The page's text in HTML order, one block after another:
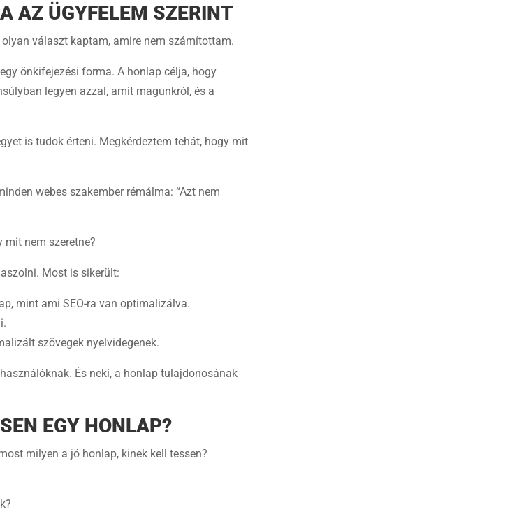
AZ ÜGYFELEM SZERINT
választ kaptam, amire nem számítottam.
önkifejezési forma. A honlap célja, hogy
legyen azzal, amit magunkról, és a
is tudok érteni. Megkérdeztem tehát, hogy mit
webes szakember rémálma: “Azt nem
mit nem szeretne?
Most is sikerült:
mint ami SEO-ra van optimalizálva.
szövegek nyelvidegenek.
És neki, a honlap tulajdonosának
EGY HONLAP?
milyen a jó honlap, kinek kell tessen?